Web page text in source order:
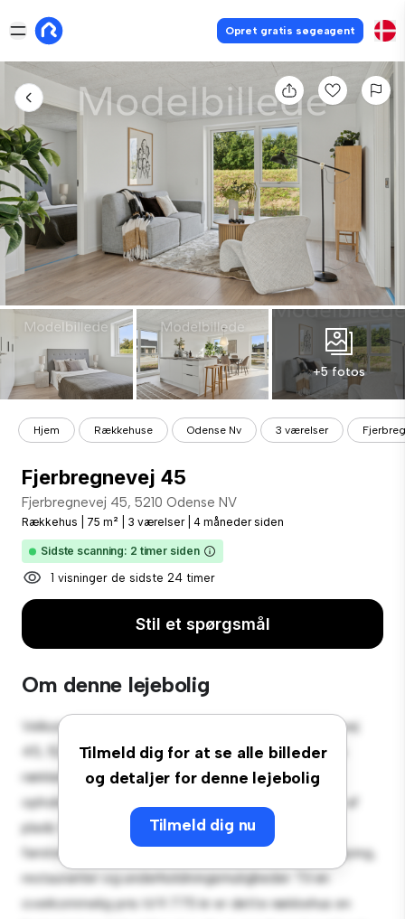
Opret gratis søgeagent
+5 fotos
Hjem Rækkehuse Odense Nv 3 værelser
Fjerbregnevej 45
Fjerbregnevej 45, 5210 Odense NV
Rækkehus 75 m² 3 værelser 4 måneder siden
Sidste scanning: 2 timer siden
1 visninger de sidste 24 timer
Stil et spørgsmål
Om denne lejebolig
Tilmeld dig for at se alle billeder
og detaljer for denne lejebolig
Tilmeld dig nu
Velkommen til dit nye byhusreservat på Fjerbregnevej
45, 5210 Odense NV! Dette rummelige 3-værelses
rækkehus tilbyder et moderne og komfortabelt
opholdsrum. Det veldesignede layout giver masser af
plads til afslapning og underholdning. Med sin
førsteklasses beliggenhed vil du være tæt på shopping,
restauranter og underholdningsmuligheder. Til en
overkommelig pris til 9.775 kr er dette rækkehus en